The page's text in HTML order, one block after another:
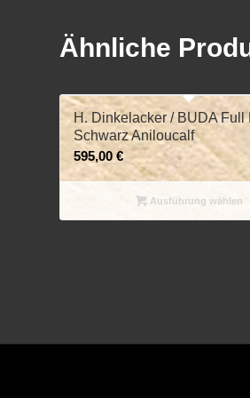
Ähnliche
H. Dinkelacker / BUDA Full
Schwarz Aniloucalf
595,00€
Ausführung wählen